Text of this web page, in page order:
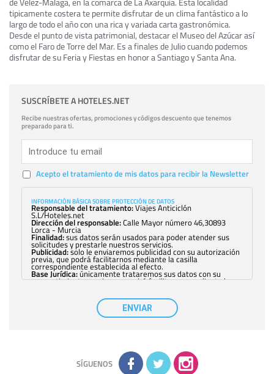
tipicamente costera te permite disfrutar de un clima fantástico a lo
largo de todo el año con una rica y variada carta gastronómica.
Desde el punto de vista patrimonial, destacar el Museo del Azúcar así
como el Faro de Torre del Mar. Es a finales de Julio cuando podemos
disfrutar de su Feria y Fiestas en honor a Santiago y Santa Ana.
SUSCRÍBETE A HOTELES.NET
Recibe nuestras ofertas, promociones y códigos descuento que tenemos
preparado para ti.
Acepto el tratamiento de mis datos para recibir la Newsletter
INFORMACIÓN BÁSICA SOBRE PROTECCIÓN DE DATOS
Responsable del tratamiento:Viajes Anticiclón
S.L/Hoteles.net
Dirección del responsable:Calle Mayor número 46,30893
Lorca - Murcia
Finalidad:sus datos serán usados para poder atender sus
solicitudes y prestarle nuestros servicios.
Publicidad:solo le enviaremos publicidad con su autorización
previa, que podrá facilitarnos mediante la casilla
correspondiente establecida al efecto.
Base Jurídica:únicamente trataremos sus datos con su
consentimiento previo, que podrá facilitarnos mediante la
con carácter general, sólo el personal de
nuestra entidad que esté debidamente autorizado podrá
tener conocimiento de la información que le pedimos. No se
comunicarán datos a terceros.
adicional y detallada sobre cómo tratamos sus datos en la
política de privacidad
ENVIAR
SÍGUENOS